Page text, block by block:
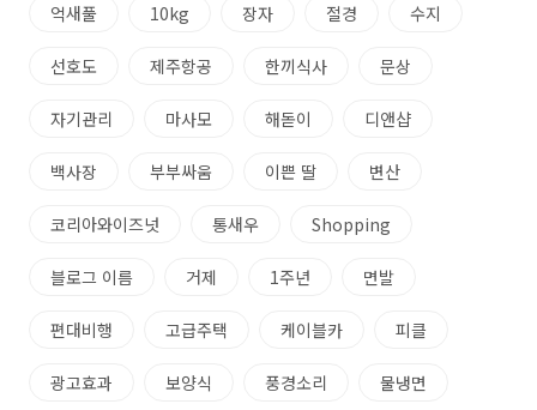
억새풀 10kg 장자 절경 수지
선호도 제주항공 한끼식사 문상
자기관리 마사모 해돋이 디앤샵
백사장 부부싸움 이쁜 딸 변산
코리아와이즈넛 통새우 Shopping
블로그 이름 거제 1주년 면발
편대비행 고급주택 케이블카 피클
광고효과 보양식 풍경소리 물냉면